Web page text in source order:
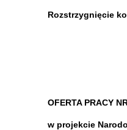
Rozstrzygnięcie
OFERTA PRACY
w projekcie